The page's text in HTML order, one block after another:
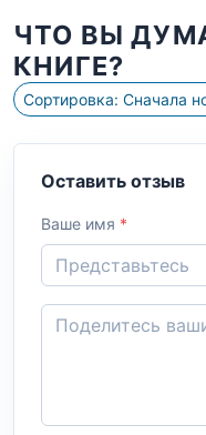
ЧТО ВЫ
КНИГЕ?
Сортировка:
Оставить отзыв
Ваше имя *